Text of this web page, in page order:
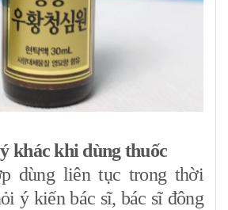
khác khi dùng thuốc
dùng liên tục trong thời
ý kiến ​​bác sĩ, bác sĩ đông